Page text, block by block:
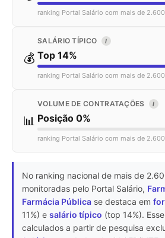
ranking Portal Salário com mais de
💰
SALÁRIO TÍPICO I
Top 14%
ranking Portal Salário com mais de
📊
VOLUME DE CONTRATAÇÕES I
Posição 0%
ranking Portal Salário com mais de
No ranking nacional de mais de
monitoradas pelo Portal Salário,
Farmácia Pública se destaca em
11%) e salário típico (top 14%).
calculados a partir de pesquisa